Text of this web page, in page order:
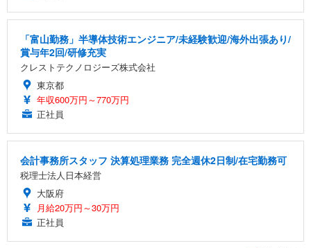
「富山勤務」半導体技術エンジニア/未経験歓迎/海外出張あり/
賞与年2回/研修充実
クレストテクノロジーズ株式会社
東京都
年収600万円～770万円
正社員
会計事務所スタッフ 決算処理業務 完全週休2日制/在宅勤務可
税理士法人日本経営
大阪府
月給20万円～30万円
正社員